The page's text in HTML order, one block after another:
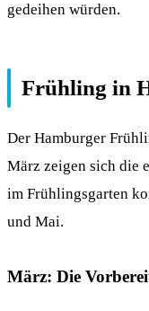
gedeihen würden.
Frühling in
Der Hamburger
März zeigen sich die
im Frühlingsgarten
und Mai.
März: Die